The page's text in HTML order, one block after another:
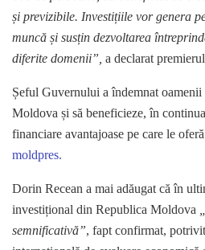
și previzibile. Investițiile vor genera
muncă și susțin dezvoltarea
diferite domenii”, a declarat
Șeful Guvernului a îndemnat oamenii
Moldova și să beneficieze, în
financiare avantajoase pe care le
moldpres.
Dorin Recean a mai adăugat că în
investițional din Republica Moldova
semnificativă”, fapt confirmat,